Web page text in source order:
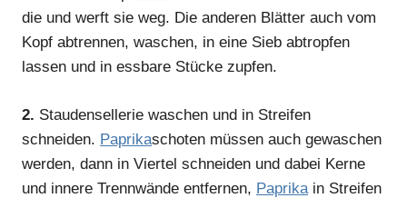
die und werft sie weg. Die anderen Blätter auch vom
Kopf abtrennen, waschen, in eine Sieb abtropfen
lassen und in essbare Stücke zupfen.
2. Staudensellerie waschen und in Streifen
schneiden. Paprikaschoten müssen auch gewaschen
werden, dann in Viertel schneiden und dabei Kerne
und innere Trennwände entfernen, Paprika in Streifen